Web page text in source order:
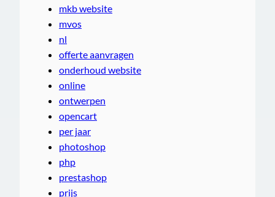
mkb website
mvos
nl
offerte aanvragen
onderhoud website
online
ontwerpen
opencart
per jaar
photoshop
php
prestashop
prijs